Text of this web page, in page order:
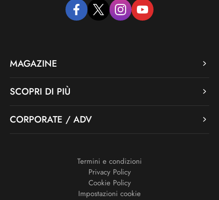
facebooktwitter instagramyoutube
MAGAZINE
SCOPRI DI PIÙ
CORPORATE / ADV
Termini e condizioni
Privacy Policy
Cookie Policy
Impostazioni cookie